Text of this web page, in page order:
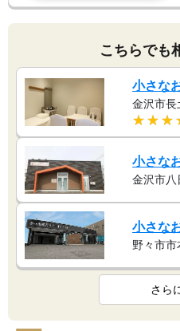
こちらでも
小さな
金沢市
小さな
金沢市
小さな
野々市
さら